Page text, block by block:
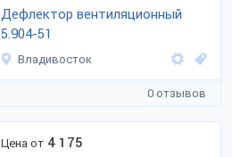
Дефлектор вентиляционный
5.904-51
Владивосток
0 отзывов
Цена от 4 175